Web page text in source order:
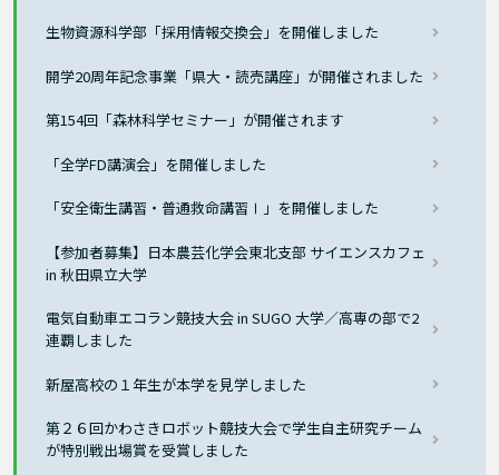
生物資源科学部「採用情報交換会」を開催しました
開学20周年記念事業「県大・読売講座」が開催されました
第154回「森林科学セミナー」が開催されます
「全学FD講演会」を開催しました
「安全衛生講習・普通救命講習Ⅰ」を開催しました
【参加者募集】日本農芸化学会東北支部 サイエンスカフェ
in 秋田県立大学
電気自動車エコラン競技大会 in SUGO 大学／高専の部で2
連覇しました
新屋高校の１年生が本学を見学しました
第２６回かわさきロボット競技大会で学生自主研究チーム
が特別戦出場賞を受賞しました